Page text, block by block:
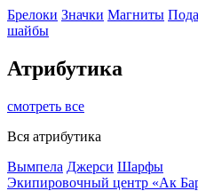
Брелоки Значки Магниты
шайбы
Атрибутика
смотреть все
Вся атрибутика
Вымпела Джерси Шарфы
Экипировочный центр «Ак